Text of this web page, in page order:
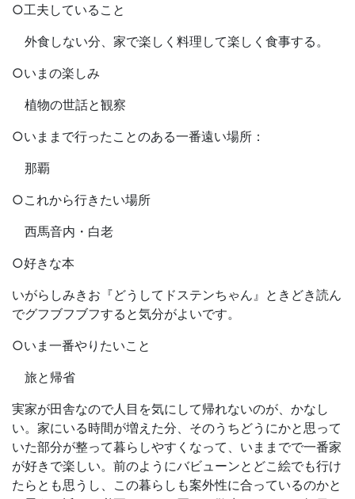
○工夫していること
外食しない分、家で楽しく料理して楽しく食事する。
○いまの楽しみ
植物の世話と観察
○いままで行ったことのある一番遠い場所：
那覇
○これから行きたい場所
西馬音内・白老
○好きな本
いがらしみきお『どうしてドステンちゃん』ときどき読ん
でグフブフブフすると気分がよいです。
○いま一番やりたいこと
旅と帰省
実家が田舎なので人目を気にして帰れないのが、かなし
い。家にいる時間が増えた分、そのうちどうにかと思って
いた部分が整って暮らしやすくなって、いままでで一番家
が好きで楽しい。前のようにバビューンとどこ絵でも行け
たらとも思うし、この暮らしも案外性に合っているのかと